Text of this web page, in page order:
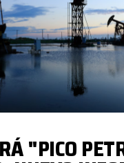
"PICO